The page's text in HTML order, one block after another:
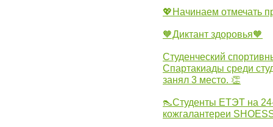
💖Начинаем отмечать
🧡Диктант здоровья🧡
Студенческий
Спартакиады среди
занял 3 место. 👏
👠Студенты ЕТЭТ на
кожгалантереи